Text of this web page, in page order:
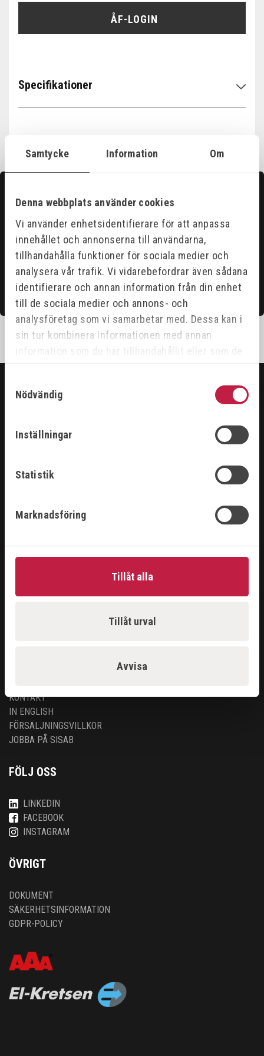
Samtycke Information Om
Denna webbplats använder cookies
Vi använder enhetsidentifierare för att anpassa
innehållet och annonserna till användarna,
tillhandahålla funktioner för sociala medier och
analysera vår trafik. Vi vidarebefordrar även sådana
identifierare och annan information från din enhet
till de sociala medier och annons- och
analysföretag som vi samarbetar med. Dessa kan i
sin tur kombinera informationen med annan
information som du har tillhandahållit eller som de
har samlat in när du har använt deras tjänster.
Nödvändig
Inställningar
Statistik
Marknadsföring
Tillåt alla
Tillåt urval
Avvisa
ÅF-LOGIN
Specifikationer
Hittar du inte det du söker?
Våra säljare är riktigt duktiga och hjälper gärna till för
att du ska få ut det bästa ur vårt sortiment.
Kontakta oss
SORTIMENT
ARBETSPLATS
GASUTRUSTNING
MASKINER
SKÄRANDE
ÅTERFÖRSÄLJARE
LOGGA IN
KONTAKT
IN ENGLISH
FÖRSÄLJNINGSVILLKOR
JOBBA PÅ SISAB
FÖLJ OSS
LINKEDIN
FACEBOOK
INSTAGRAM
ÖVRIGT
DOKUMENT
SÄKERHETSINFORMATION
GDPR-POLICY